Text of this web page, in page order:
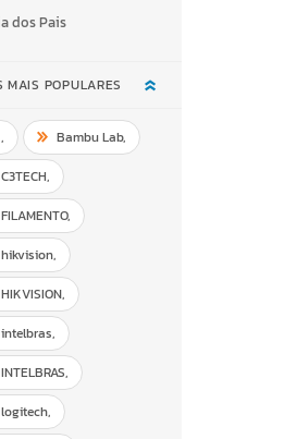
dos Pais
MAIS POPULARES
, Bambu Lab,
C3TECH,
FILAMENTO,
hikvision,
HIKVISION,
intelbras,
INTELBRAS,
logitech,